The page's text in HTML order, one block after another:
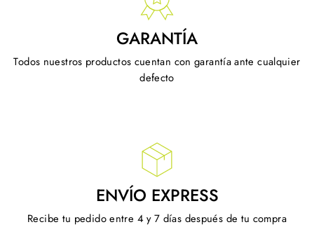
GARANTÍA
Todos nuestros productos cuentan con garantía ante cualquier
defecto
ENVÍO EXPRESS
Recibe tu pedido entre 4 y 7 días después de tu compra